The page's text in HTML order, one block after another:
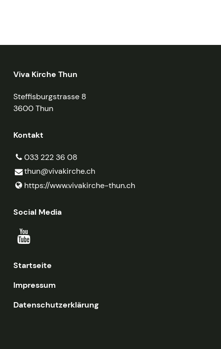
Viva Kirche Thun
Steffisburgstrasse 8
3600 Thun
Kontakt
033 222 36 08
thun@​vivakirche.​ch
https://www.​vivakirche-thun.​ch
Social Media
Startseite
Impressum
Datenschutzerklärung